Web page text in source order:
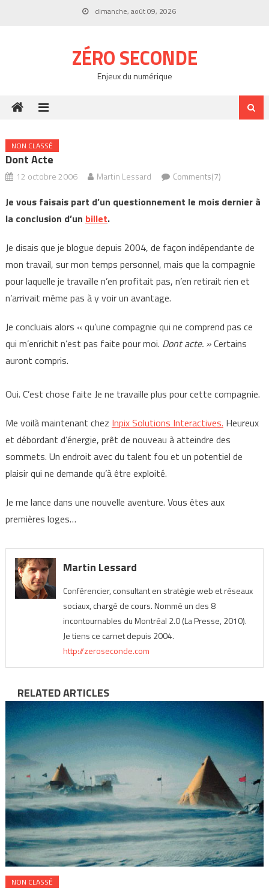
dimanche, août 09, 2026
ZÉRO SECONDE
Enjeux du numérique
NON CLASSÉ
Dont Acte
12 octobre 2006 Martin Lessard Comments(7)
Je vous faisais part d’un questionnement le mois dernier à
la conclusion d’un billet.
Je disais que je blogue depuis 2004, de façon indépendante de
mon travail, sur mon temps personnel, mais que la compagnie
pour laquelle je travaille n’en profitait pas, n’en retirait rien et
n’arrivait même pas à y voir un avantage.
Je concluais alors « qu’une compagnie qui ne comprend pas ce
qui m’enrichit n’est pas faite pour moi. Dont acte. »Certains
auront compris.
Oui. C’est chose faite Je ne travaille plus pour cette compagnie.
Me voilà maintenant chez Inpix Solutions Interactives. Heureux
et débordant d’énergie, prêt de nouveau à atteindre des
sommets. Un endroit avec du talent fou et un potentiel de
plaisir qui ne demande qu’à être exploité.
Je me lance dans une nouvelle aventure. Vous êtes aux
premières loges…
Martin Lessard
Conférencier, consultant en stratégie web et réseaux
sociaux, chargé de cours. Nommé un des 8
incontournables du Montréal 2.0 (La Presse, 2010).
Je tiens ce carnet depuis 2004.
http://zeroseconde.com
RELATED ARTICLES
NON CLASSÉ